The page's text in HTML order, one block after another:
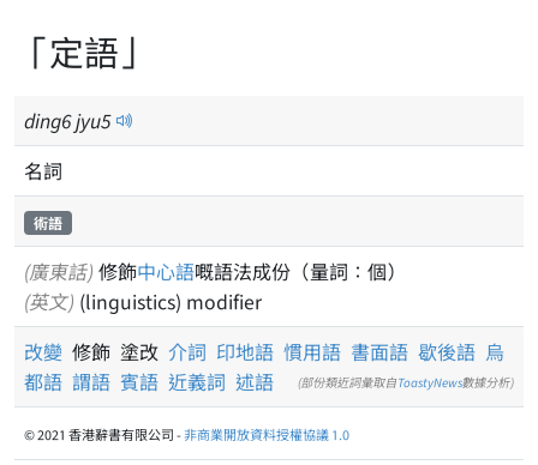
「定語」
ding6jyu5
名詞
術語
(廣東話) 修飾中心語嘅語法成份（量詞：個）
(英文) (linguistics) modifier
改變 修飾 塗改 介詞 印地語 慣用語 書面語 歇後語 烏
都語 謂語 賓語 近義詞 述語 (部份類近詞彙取自ToastyNews數據分析)
© 2021 香港辭書有限公司 -非商業開放資料授權協議 1.0